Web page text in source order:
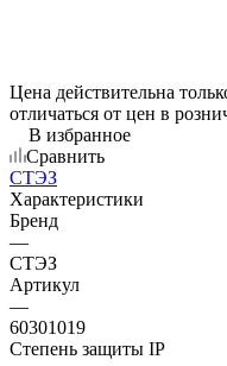
Цена действительна
отличаться от цен в
В избранное
Сравнить
СТЭЗ
Характеристики
Бренд
—
СТЭЗ
Артикул
—
60301019
Степень защиты IP